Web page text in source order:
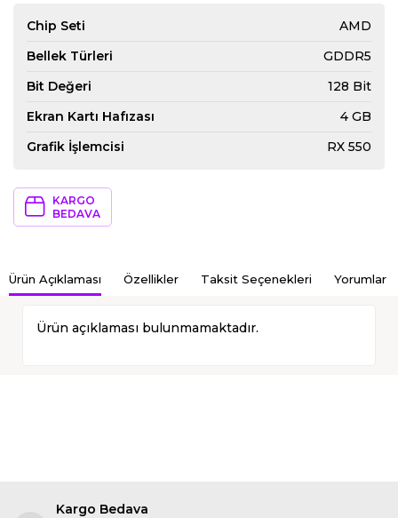
Chip Seti
AMD
Bellek Türleri
GDDR5
Bit Değeri
128 Bit
Ekran Kartı Hafızası
4 GB
Grafik İşlemcisi
RX 550
KARGO
BEDAVA
Ürün Açıklaması Özellikler Taksit Seçenekleri Yorumlar
Ürün açıklaması bulunmamaktadır.
Kargo Bedava